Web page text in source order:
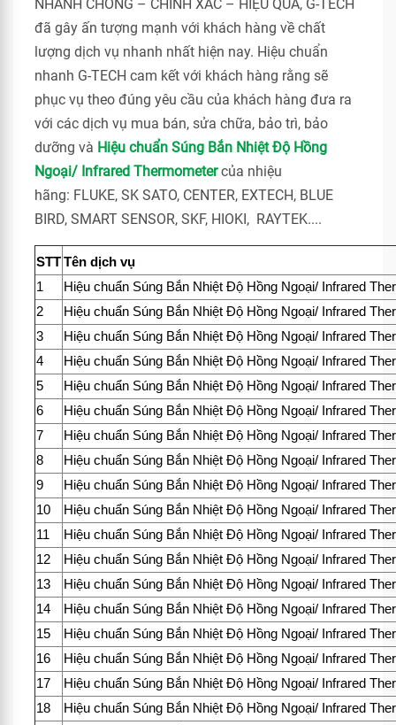
NHANH CHÓNG – CHÍNH XÁC – HIỆU QUẢ, G-TECH
đã gây ấn tượng mạnh với khách hàng về chất
lượng dịch vụ nhanh nhất hiện nay. Hiệu chuẩn
nhanh G-TECH cam kết với khách hàng rằng sẽ
phục vụ theo đúng yêu cầu của khách hàng đưa ra
với các dịch vụ mua bán, sửa chữa, bảo trì, bảo
dưỡng và Hiệu chuẩn Súng Bắn Nhiệt Độ Hồng
Ngoại/ Infrared Thermometercủa nhiệu
hãng: FLUKE, SK SATO, CENTER, EXTECH, BLUE
BIRD, SMART SENSOR, SKF, HIOKI, RAYTEK....
STTTên dịch vụ
1
Hiệu chuẩn Súng Bắn Nhiệt Độ Hồng Ngoại/ Infrared
2
Hiệu chuẩn Súng Bắn Nhiệt Độ Hồng Ngoại/ Infrared
3
Hiệu chuẩn Súng Bắn Nhiệt Độ Hồng Ngoại/ Infrared
4
Hiệu chuẩn Súng Bắn Nhiệt Độ Hồng Ngoại/ Infrared
5
Hiệu chuẩn Súng Bắn Nhiệt Độ Hồng Ngoại/ Infrared
6
Hiệu chuẩn Súng Bắn Nhiệt Độ Hồng Ngoại/ Infrared
7
Hiệu chuẩn Súng Bắn Nhiệt Độ Hồng Ngoại/ Infrared
8
Hiệu chuẩn Súng Bắn Nhiệt Độ Hồng Ngoại/ Infrared
9
Hiệu chuẩn Súng Bắn Nhiệt Độ Hồng Ngoại/ Infrared
10
Hiệu chuẩn Súng Bắn Nhiệt Độ Hồng Ngoại/ Infrared
11
Hiệu chuẩn Súng Bắn Nhiệt Độ Hồng Ngoại/ Infrared
12
Hiệu chuẩn Súng Bắn Nhiệt Độ Hồng Ngoại/ Infrared
13
Hiệu chuẩn Súng Bắn Nhiệt Độ Hồng Ngoại/ Infrared
14
Hiệu chuẩn Súng Bắn Nhiệt Độ Hồng Ngoại/ Infrared
15
Hiệu chuẩn Súng Bắn Nhiệt Độ Hồng Ngoại/ Infrared
16
Hiệu chuẩn Súng Bắn Nhiệt Độ Hồng Ngoại/ Infrared
17
Hiệu chuẩn Súng Bắn Nhiệt Độ Hồng Ngoại/ Infrared
18
Hiệu chuẩn Súng Bắn Nhiệt Độ Hồng Ngoại/ Infrared